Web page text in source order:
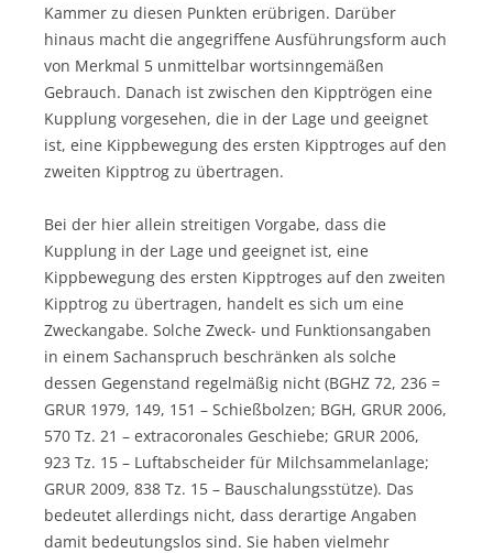
Kammer zu diesen Punkten erübrigen. Darüber
hinaus macht die angegriffene Ausführungsform auch
von Merkmal 5 unmittelbar wortsinngemäßen
Gebrauch. Danach ist zwischen den Kipptrögen eine
Kupplung vorgesehen, die in der Lage und geeignet
ist, eine Kippbewegung des ersten Kipptroges auf den
zweiten Kipptrog zu übertragen.
Bei der hier allein streitigen Vorgabe, dass die
Kupplung in der Lage und geeignet ist, eine
Kippbewegung des ersten Kipptroges auf den zweiten
Kipptrog zu übertragen, handelt es sich um eine
Zweckangabe. Solche Zweck- und Funktionsangaben
in einem Sachanspruch beschränken als solche
dessen Gegenstand regelmäßig nicht (BGHZ 72, 236 =
GRUR 1979, 149, 151 – Schießbolzen; BGH, GRUR 2006,
570 Tz. 21 – extracoronales Geschiebe; GRUR 2006,
923 Tz. 15 – Luftabscheider für Milchsammelanlage;
GRUR 2009, 838 Tz. 15 – Bauschalungsstütze). Das
bedeutet allerdings nicht, dass derartige Angaben
damit bedeutungslos sind. Sie haben vielmehr